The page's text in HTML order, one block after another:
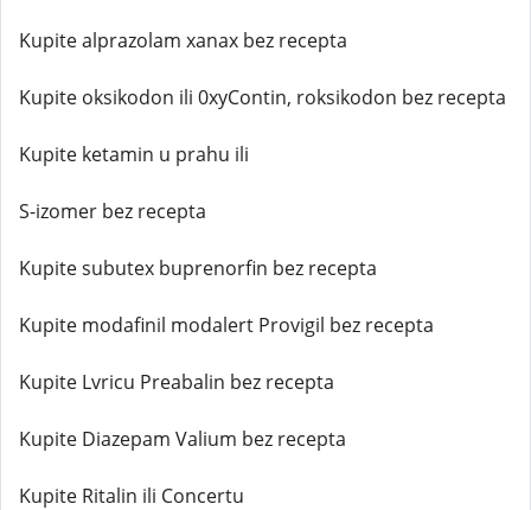
Kupite alprazolam xanax bez recepta
Kupite oksikodon ili 0xyContin, roksikodon bez recepta
Kupite ketamin u prahu ili
S-izomer bez recepta
Kupite subutex buprenorfin bez recepta
Kupite modafinil modalert Provigil bez recepta
Kupite Lvricu Preabalin bez recepta
Kupite Diazepam Valium bez recepta
Kupite Ritalin ili Concertu